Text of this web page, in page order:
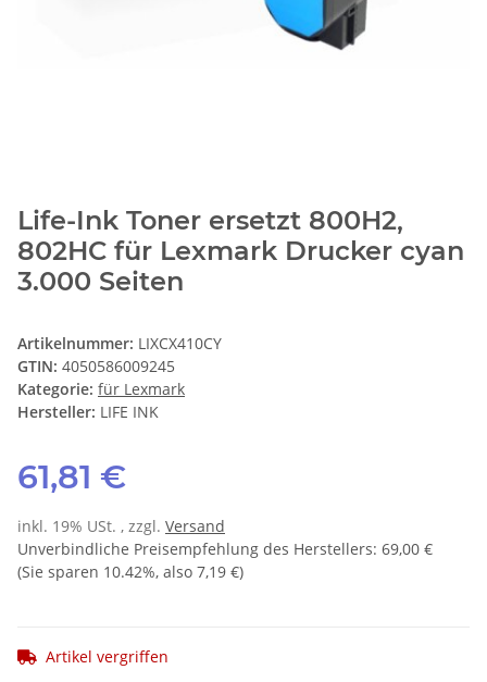
Life-Ink Toner ersetzt 800H2,
802HC für Lexmark Drucker cyan
3.000 Seiten
Artikelnummer: LIXCX410CY
GTIN: 4050586009245
Kategorie: für Lexmark
Hersteller: LIFE INK
61,81 €
inkl. 19% USt. , zzgl. Versand
Unverbindliche Preisempfehlung des Herstellers: 69,00 €
(Sie sparen 10.42%, also 7,19 €)
Artikel vergriffen